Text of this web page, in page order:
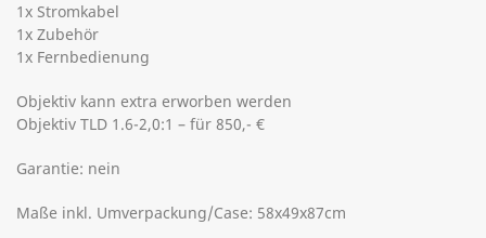
1x Stromkabel
1x Zubehör
1x Fernbedienung
Objektiv kann extra erworben werden
Objektiv TLD 1.6-2,0:1 – für 850,- €
Garantie: nein
Maße inkl. Umverpackung/Case: 58x49x87cm